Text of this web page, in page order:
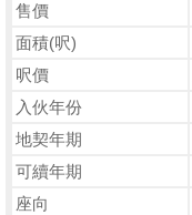
售價
面積(呎)
呎價
入伙年份
地契年期
可續年期
座向